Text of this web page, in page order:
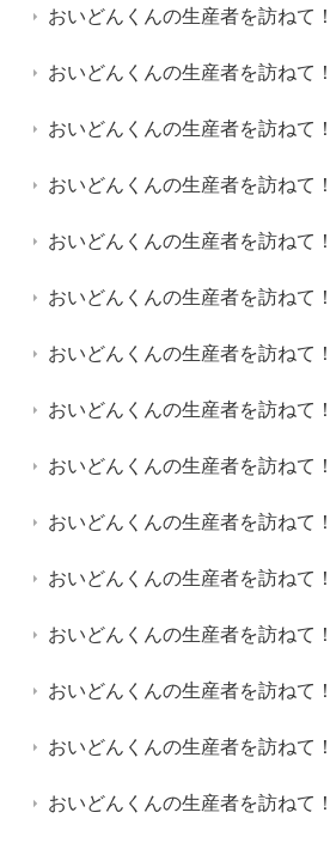
おいどんくんの生産者を訪ねて
おいどんくんの生産者を訪ねて
おいどんくんの生産者を訪ねて
おいどんくんの生産者を訪ねて
おいどんくんの生産者を訪ねて
おいどんくんの生産者を訪ねて
おいどんくんの生産者を訪ねて
おいどんくんの生産者を訪ねて
おいどんくんの生産者を訪ねて
おいどんくんの生産者を訪ねて
おいどんくんの生産者を訪ねて
おいどんくんの生産者を訪ねて
おいどんくんの生産者を訪ねて
おいどんくんの生産者を訪ねて
おいどんくんの生産者を訪ねて